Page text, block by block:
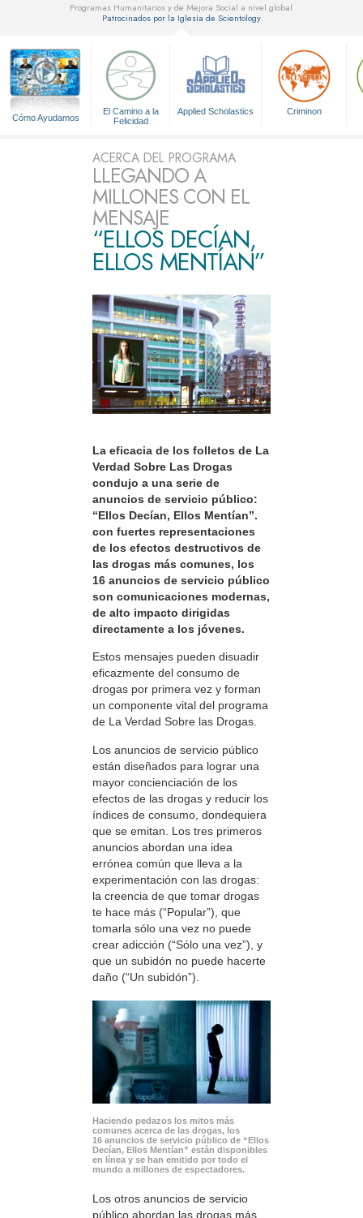
Programas Humanitarios y de Mejora Social a nivel global
Patrocinados por la Iglesia de Scientology
Cómo Ayudamos
El Camino a la
Felicidad
Applied Scholastics Criminon
ACERCA DEL PROGRAMA
LLEGANDO A
MILLONES CON EL
MENSAJE
“ELLOS DECÍAN,
ELLOS MENTÍAN”
La eficacia de los folletos de La
Verdad Sobre Las Drogas
condujo a una serie de
anuncios de servicio público:
“Ellos Decían, Ellos Mentían”.
con fuertes representaciones
de los efectos destructivos de
las drogas más comunes, los
16 anuncios de servicio público
son comunicaciones modernas,
de alto impacto dirigidas
directamente a los jóvenes.
Estos mensajes pueden disuadir
eficazmente del consumo de
drogas por primera vez y forman
un componente vital del programa
de La Verdad Sobre las Drogas.
Los anuncios de servicio público
están diseñados para lograr una
mayor concienciación de los
efectos de las drogas y reducir los
índices de consumo, dondequiera
que se emitan. Los tres primeros
anuncios abordan una idea
errónea común que lleva a la
experimentación con las drogas:
la creencia de que tomar drogas
te hace más (“Popular”), que
tomarla sólo una vez no puede
crear adicción (“Sólo una vez”), y
que un subidón no puede hacerte
daño (“Un subidón”).
Haciendo pedazos los mitos más
comunes acerca de las drogas, los
16 anuncios de servicio público de “Ellos
Decían, Ellos Mentían” están disponibles
en línea y se han emitido por todo el
mundo a millones de espectadores.
Los otros anuncios de servicio
público abordan las drogas más